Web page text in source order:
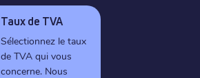
Taux de TVA
Sélectionnez le taux
de TVA qui vous
concerne. Nous